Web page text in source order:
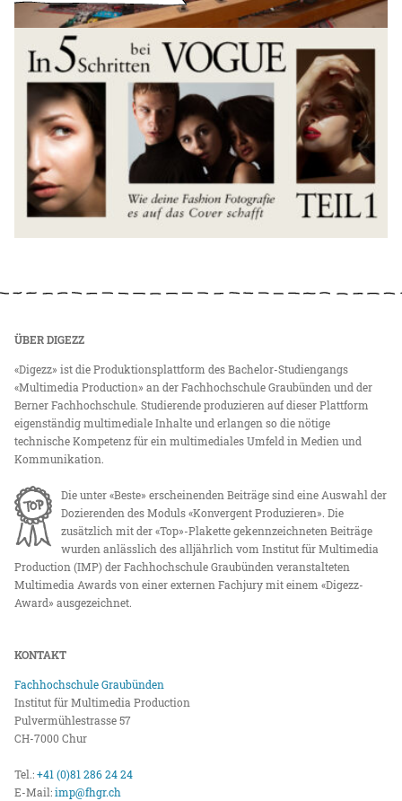
ÜBER DIGEZZ
«Digezz» ist die Produktionsplattform des Bachelor-Studiengangs
«Multimedia Production» an der Fachhochschule Graubünden und der
Berner Fachhochschule. Studierende produzieren auf dieser Plattform
eigenständig multimediale Inhalte und erlangen so die nötige
technische Kompetenz für ein multimediales Umfeld in Medien und
Kommunikation.
Die unter «Beste» erscheinenden Beiträge sind eine Auswahl der
Dozierenden des Moduls «Konvergent Produzieren». Die
zusätzlich mit der «Top»-Plakette gekennzeichneten Beiträge
wurden anlässlich des alljährlich vom Institut für Multimedia
Production (IMP) der Fachhochschule Graubünden veranstalteten
Multimedia Awards von einer externen Fachjury mit einem «Digezz-
Award» ausgezeichnet.
KONTAKT
Fachhochschule Graubünden
Institut für Multimedia Production
Pulvermühlestrasse 57
CH-7000 Chur
Tel.:+41 (0)81 286 24 24
E-Mail:imp@fhgr.ch